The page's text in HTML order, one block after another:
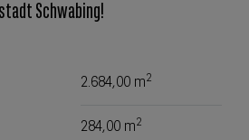
Schwabing!
2.684,00 m2
284,00 m2